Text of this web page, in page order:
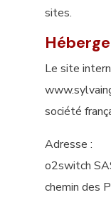
sites.
Le site
société
Adresse :
o2switch
chemin des